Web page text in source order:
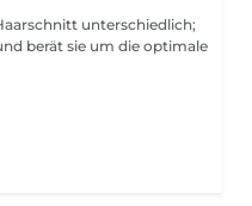
unterschiedlich;
berät sie um die optimale